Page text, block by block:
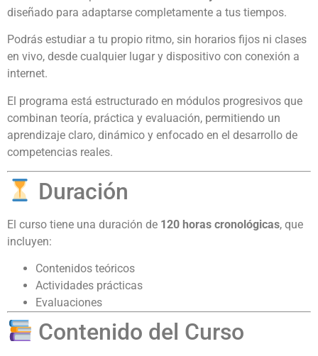
diseñado para adaptarse completamente a tus tiempos.
Podrás estudiar a tu propio ritmo, sin horarios fijos ni clases
en vivo, desde cualquier lugar y dispositivo con conexión a
internet.
El programa está estructurado en módulos progresivos que
combinan teoría, práctica y evaluación, permitiendo un
aprendizaje claro, dinámico y enfocado en el desarrollo de
competencias reales.
Duración
El curso tiene una duración de 120 horas cronológicas, que
incluyen:
Contenidos teóricos
Actividades prácticas
Evaluaciones
Contenido del Curso